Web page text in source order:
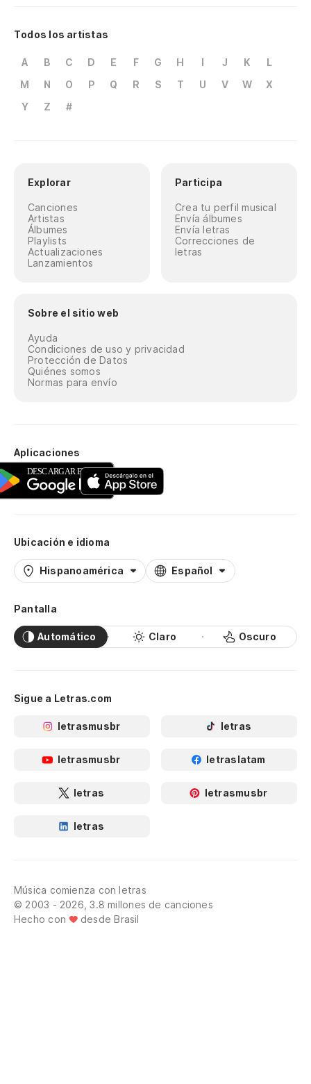
Todos los artistas
A B C D E F G H I J K
L
M
N O P Q R S T U V W
X
Y
Z #
Explorar
Canciones
Artistas
Álbumes
Playlists
Actualizaciones
Lanzamientos
Participa
Crea tu perfil musical
Envía álbumes
Envía letras
Correcciones de
letras
Sobre el sitio web
Ayuda
Condiciones de uso y privacidad
Protección de Datos
Quiénes somos
Normas para envío
Aplicaciones
Ubicación e idioma
Hispanoamérica Español
Pantalla
Automático Claro Oscuro
Sigue a Letras.com
letrasmusbr letras
letrasmusbr letraslatam
letras letrasmusbr
letras
Música comienza con letras
© 2003 - 2026, 3.8 millones de canciones
Hecho con
desde Brasil